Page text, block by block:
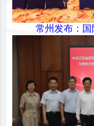
常州发布：